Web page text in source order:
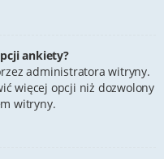
ankiety?
administratora witryny.
więcej opcji niż dozwolony
witryny.